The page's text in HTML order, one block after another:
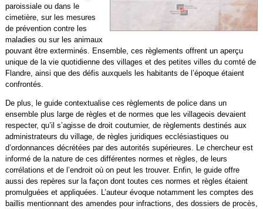
paroissiale ou dans le
cimetière, sur les mesures
de prévention contre les
maladies ou sur les animaux
pouvant être exterminés. Ensemble, ces règlements offrent un aperçu
unique de la vie quotidienne des villages et des petites villes du comté de
Flandre, ainsi que des défis auxquels les habitants de l’époque étaient
confrontés.
De plus, le guide contextualise ces règlements de police dans un
ensemble plus large de règles et de normes que les villageois devaient
respecter, qu’il s’agisse de droit coutumier, de règlements destinés aux
administrateurs du village, de règles juridiques ecclésiastiques ou
d’ordonnances décrétées par des autorités supérieures. Le chercheur est
informé de la nature de ces différentes normes et règles, de leurs
corrélations et de l’endroit où on peut les trouver. Enfin, le guide offre
aussi des repères sur la façon dont toutes ces normes et règles étaient
promulguées et appliquées. L’auteur évoque notamment les comptes des
baillis mentionnant des amendes pour infractions, des dossiers de procès,